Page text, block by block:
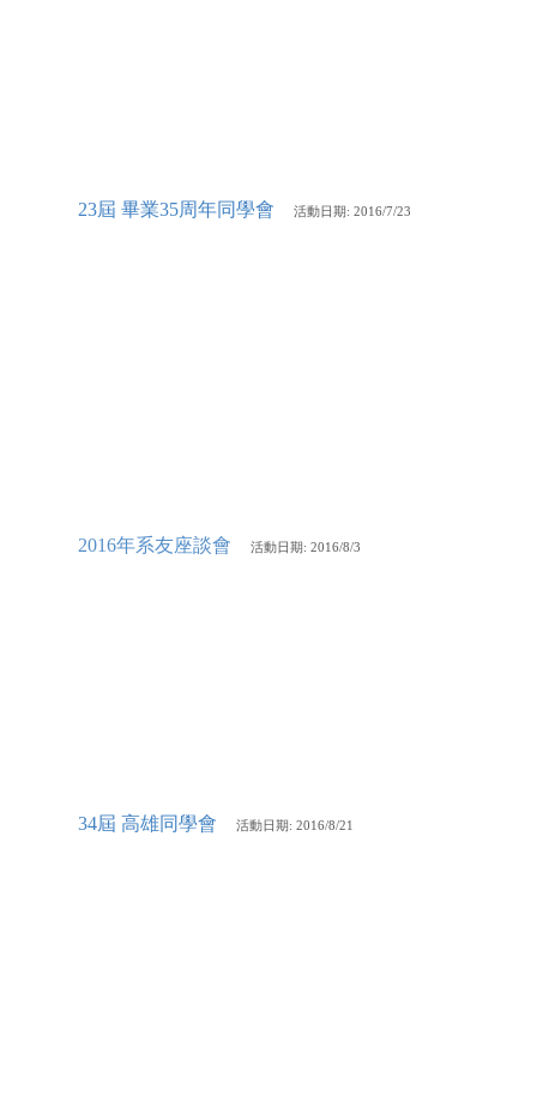
23屆 畢業35周年同學會 活動日期: 2016/7/23
2016年系友座談會 活動日期: 2016/8/3
34屆 高雄同學會 活動日期: 2016/8/21